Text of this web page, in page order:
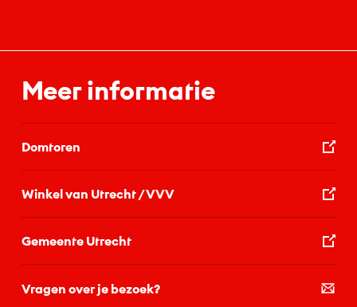
Meer informatie
Domtoren
Winkel van Utrecht / VVV
Gemeente Utrecht
Vragen over je bezoek?